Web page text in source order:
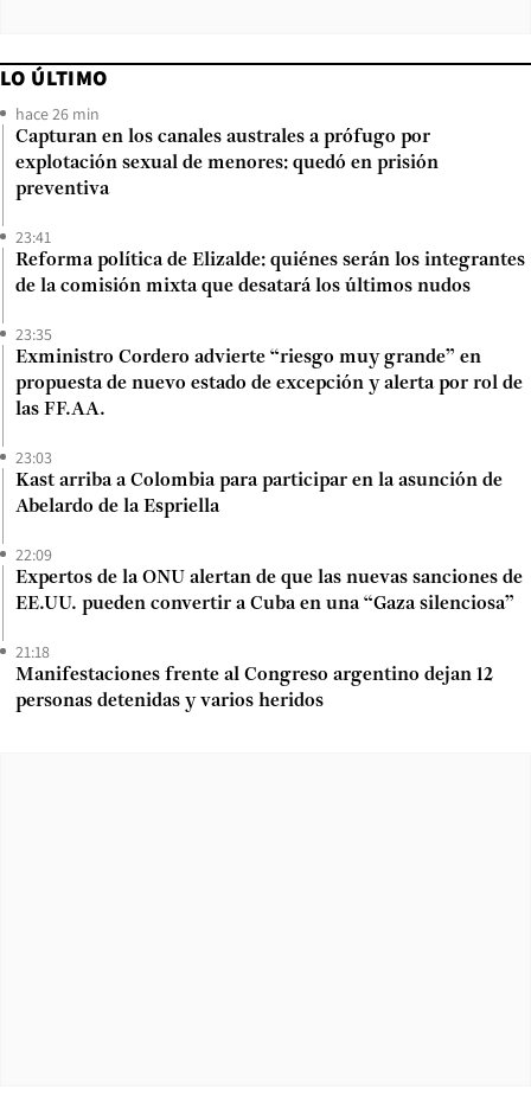
LO ÚLTIMO
hace 26 min
Capturan en los canales australes a prófugo por
explotación sexual de menores: quedó en prisión
preventiva
23:41
Reforma política de Elizalde: quiénes serán los integrantes
de la comisión mixta que desatará los últimos nudos
23:35
Exministro Cordero advierte “riesgo muy grande” en
propuesta de nuevo estado de excepción y alerta por rol de
las FF.AA.
23:03
Kast arriba a Colombia para participar en la asunción de
Abelardo de la Espriella
22:09
Expertos de la ONU alertan de que las nuevas sanciones de
EE.UU. pueden convertir a Cuba en una “Gaza silenciosa”
21:18
Manifestaciones frente al Congreso argentino dejan 12
personas detenidas y varios heridos